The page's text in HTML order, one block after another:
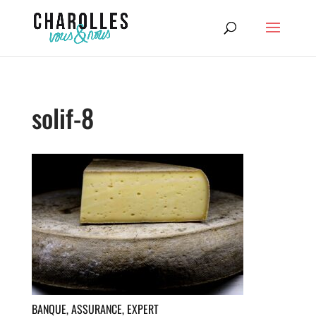
solif-8
BANQUE, ASSURANCE, EXPERT